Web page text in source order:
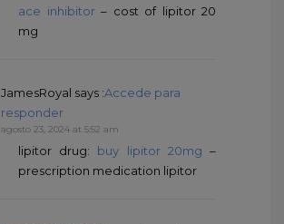
ace inhibitor– cost of lipitor 20
mg
JamesRoyal says :Accede para
responder
agosto 23, 2024 at 5:52 am
lipitor drug: buy lipitor 20mg –
prescription medication lipitor